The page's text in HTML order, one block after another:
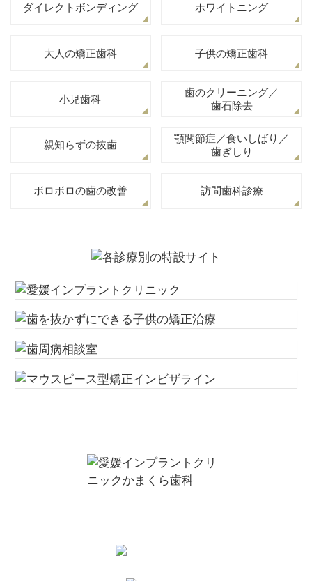
ダイレクトボンディング ホワイトニング
大人の矯正歯科 子供の矯正歯科
小児歯科
歯のクリーニング／
歯石除去
親知らずの抜歯
顎関節症／食いしばり／
歯ぎしり
ボロボロの歯の改善 訪問歯科診療